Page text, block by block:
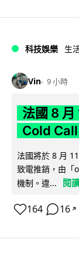
科技娛樂 生
Vin 9 小時
法國 8 月
Cold
法國將於 8 月
致電推銷，由「
機制。違...
閱
164 16 ↗